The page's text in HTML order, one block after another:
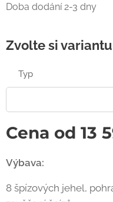
Doba dodání 2-3 dny
Zvolte si
Typ
Cena od 13
Výbava:
8 špízových jehel,